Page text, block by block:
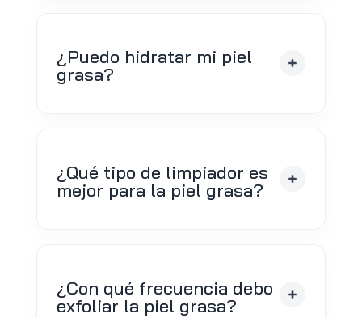
¿Puedo hidratar mi piel
grasa?
¿Qué tipo de limpiador es
mejor para la piel grasa?
¿Con qué frecuencia debo
exfoliar la piel grasa?